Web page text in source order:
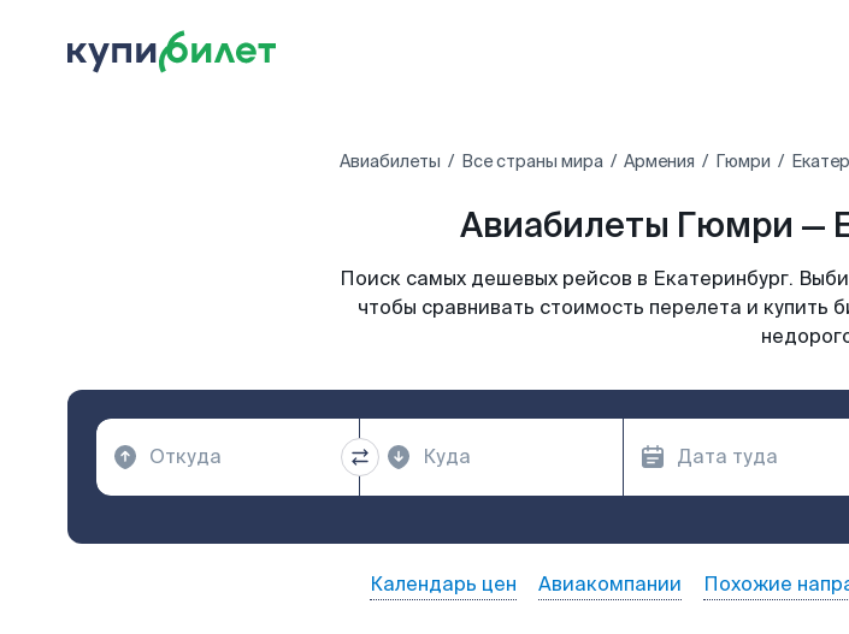
Авиабилеты Все страны мира Армения Гюмри
Авиабилеты Гюмри —
Поиск самых дешевых рейсов в Екатеринбург.
чтобы сравнивать стоимость перелета и купить
Календарь цен Авиакомпании Похожие